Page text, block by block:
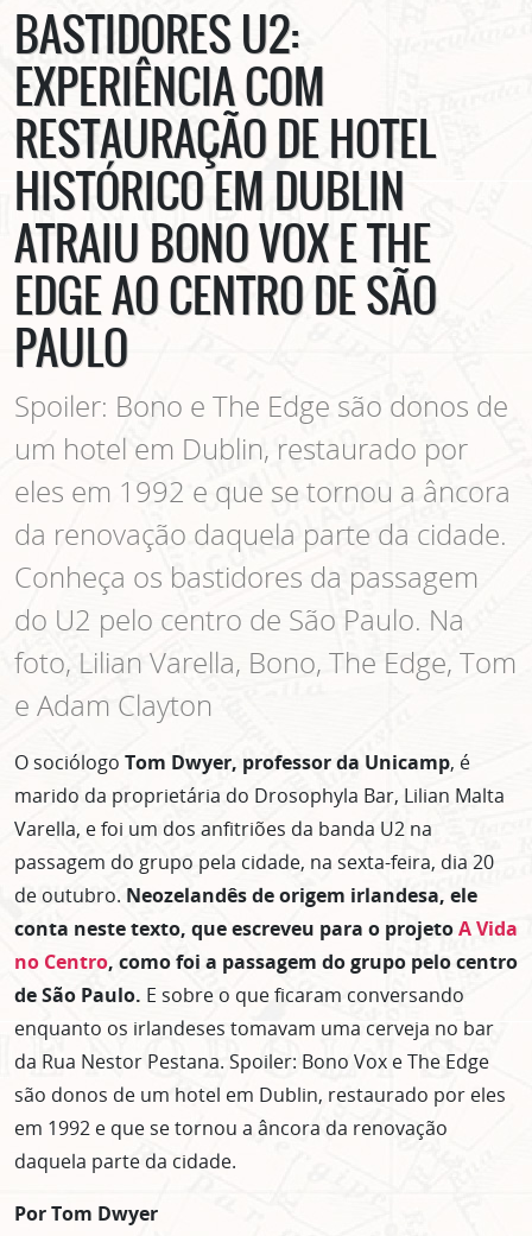
BASTIDORES U2:
EXPERIÊNCIA COM
RESTAURAÇÃO DE HOTEL
HISTÓRICO EM DUBLIN
ATRAIU BONO VOX E THE
EDGE AO CENTRO DE SÃO
PAULO
Spoiler: Bono e The Edge são donos de
um hotel em Dublin, restaurado por
eles em 1992 e que se tornou a âncora
da renovação daquela parte da cidade.
Conheça os bastidores da passagem
do U2 pelo centro de São Paulo. Na
foto, Lilian Varella, Bono, The Edge, Tom
e Adam Clayton
O sociólogo Tom Dwyer, professor da Unicamp, é
marido da proprietária do Drosophyla Bar, Lilian Malta
Varella, e foi um dos anfitriões da banda U2 na
passagem do grupo pela cidade, na sexta-feira, dia 20
de outubro. Neozelandês de origem irlandesa, ele
conta neste texto, que escreveu para o projetoA Vida
no Centro, como foi a passagem do grupo pelo centro
de São Paulo. E sobre o que ficaram conversando
enquanto os irlandeses tomavam uma cerveja no bar
da Rua Nestor Pestana. Spoiler: Bono Vox e The Edge
são donos de um hotel em Dublin, restaurado por eles
em 1992 e que se tornou a âncora da renovação
daquela parte da cidade.
Por Tom Dwyer